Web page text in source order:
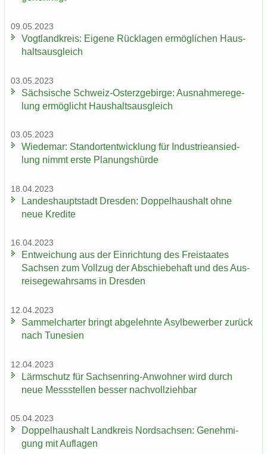
09.05.2023
Vogt­land­kreis: Ei­ge­ne Rück­la­gen er­mög­li­chen Haus­
halts­aus­gleich
03.05.2023
Säch­si­sche Schweiz-​Osterzgebirge: Aus­nah­me­re­ge­
lung er­mög­licht Haus­halts­aus­gleich
03.05.2023
Wie­de­mar: Stand­ort­ent­wick­lung für In­dus­trie­an­sied­
lung nimmt erste Pla­nungs­hür­de
18.04.2023
Lan­des­haupt­stadt Dres­den: Dop­pel­haus­halt ohne
neue Kre­di­te
16.04.2023
Ent­wei­chung aus der Ein­rich­tung des Frei­staa­tes
Sach­sen zum Voll­zug der Ab­schie­be­haft und des Aus­
rei­se­ge­wahr­sams in Dres­den
12.04.2023
Sam­mel­char­ter bringt ab­ge­lehn­te Asyl­be­wer­ber zu­rück
nach Tu­ne­si­en
12.04.2023
Lärm­schutz für Sachsenring-​Anwohner wird durch
neue Mess­stel­len bes­ser nach­voll­zieh­bar
05.04.2023
Dop­pel­haus­halt Land­kreis Nord­sach­sen: Ge­neh­mi­
gung mit Auf­la­gen